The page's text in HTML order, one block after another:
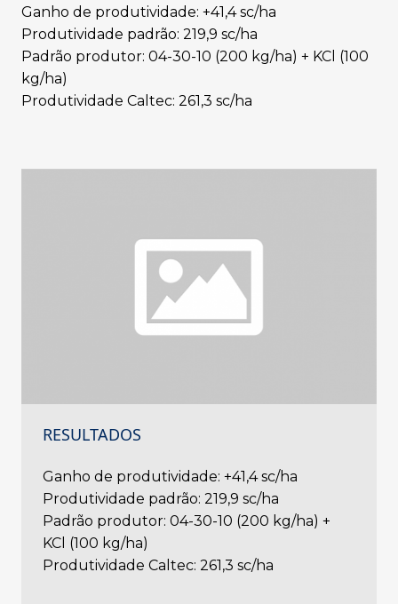
Ganho de produtividade: +41,4 sc/ha
Produtividade padrão: 219,9 sc/ha
Padrão produtor: 04-30-10 (200 kg/ha) + KCl (100
kg/ha)
Produtividade Caltec: 261,3 sc/ha
RESULTADOS
Ganho de produtividade: +41,4 sc/ha
Produtividade padrão: 219,9 sc/ha
Padrão produtor: 04-30-10 (200 kg/ha) +
KCl (100 kg/ha)
Produtividade Caltec: 261,3 sc/ha